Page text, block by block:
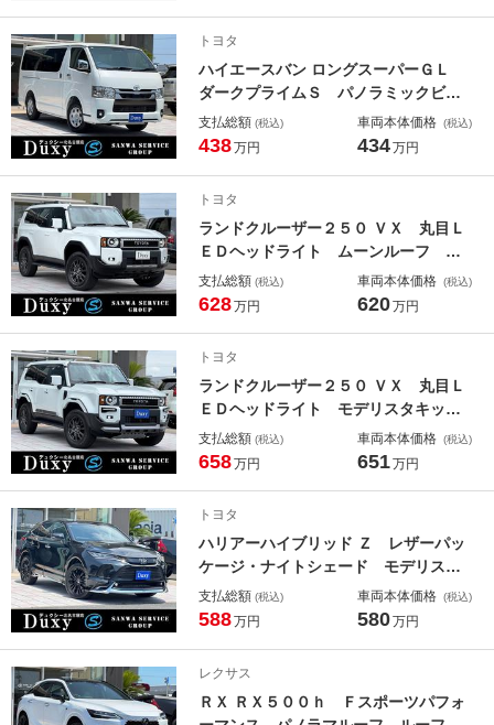
１４インチディスプレイ
トヨタ
ハイエースバン ロングスーパーＧＬ
ダークプライムＳ パノラミックビュ
ーモニター デジタルインナーミラ
ー ２０周年スカッフプレート トヨ
チールホイール 本革ステアリング
ＬＥＤヘッド
支払総額 (税込)
438万円
車両本体価格 (税込)
434万円
トヨタ
ランドクルーザー２５０ ＶＸ 丸目Ｌ
ＥＤヘッドライト ムーンルーフ ル
ーフレール デジタルインナーミラ
ー パノラミックビューモニター ブ
ＴＣ２．０ 黒レザーシート
支払総額 (税込)
628万円
車両本体価格 (税込)
620万円
トヨタ
ランドクルーザー２５０ ＶＸ 丸目Ｌ
ＥＤヘッドライト モデリスタキッ
ト オーバーフェンダ リアスポイラ
ー シグネチャーイルミ トヨタチ
ー ブラインドスポットモニタ
支払総額 (税込)
658万円
車両本体価格 (税込)
651万円
トヨタ
ハリアーハイブリッド Ｚ レザーパッ
ケージ・ナイトシェード モデリスタ
エアロ（Ｆ／Ｓ／Ｒ） 調光パノラマ
ルーフ ＪＢＬプレミアムサウンド
９インチＡＷブラック塗装 寒冷地仕
様 ＢＳＭ ＥＴＣ
支払総額 (税込)
588万円
車両本体価格 (税込)
580万円
レクサス
ＲＸ ＲＸ５００ｈ Ｆスポーツパフォ